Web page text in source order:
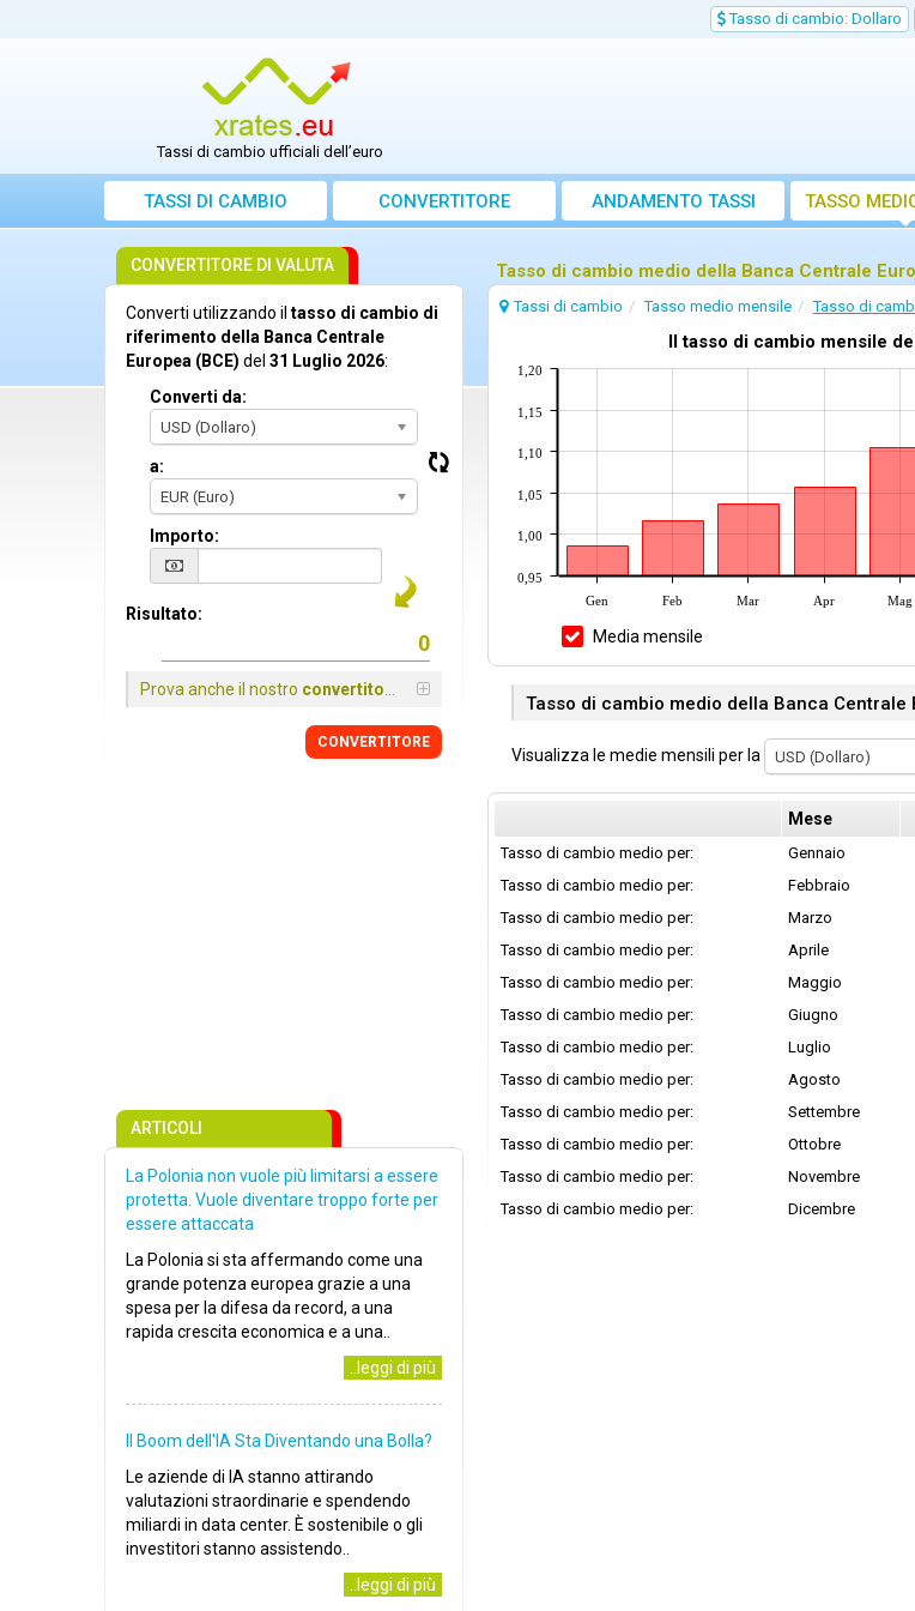
Tasso di cambio: Dollaro
Tassi di cambio ufficiali dell’euro
TASSI DI CAMBIO CONVERTITORE ANDAMENTO TASSI TASSO
Tasso di cambio medio della Banca Centrale
Tassi di cambio Tasso medio mensile Tasso di
Il tasso di cambio mensile
Gen Feb Mar Apr Mag
0,95
1,00
1,05
1,10
1,15
1,20
Media mensile
Tasso di cambio medio della Banca
Visualizza le medie mensili per la USD (Dollaro)
Mese
Tasso di cambio medio per: Gennaio
Tasso di cambio medio per:
Febbraio
Tasso di cambio medio per:
Marzo
Tasso di cambio medio per:
Aprile
Tasso di cambio medio per:
Maggio
Tasso di cambio medio per:
Giugno
Tasso di cambio medio per:
Luglio
Tasso di cambio medio per:
Agosto
Tasso di cambio medio per:
Settembre
Tasso di cambio medio per:
Ottobre
Tasso di cambio medio per:
Novembre
Tasso di cambio medio per:
Dicembre
CONVERTITORE DI VALUTA
Converti utilizzando il tasso di cambio di
riferimento della Banca Centrale
Europea (BCE) del 31 Luglio 2026:
Converti da:
USD (Dollaro)
a:
EUR (Euro)
Importo:
Risultato:
Prova anche il nostro convertitore
CONVERTITORE
ARTICOLI
La Polonia non vuole più limitarsi a essere
protetta. Vuole diventare troppo forte per
essere attaccata
La Polonia si sta affermando come una
grande potenza europea grazie a una
spesa per la difesa da record, a una
rapida crescita economica e a una..
..leggi di più
Il Boom dell'IA Sta Diventando una Bolla?
Le aziende di IA stanno attirando
valutazioni straordinarie e spendendo
miliardi in data center. È sostenibile o gli
investitori stanno assistendo..
..leggi di più